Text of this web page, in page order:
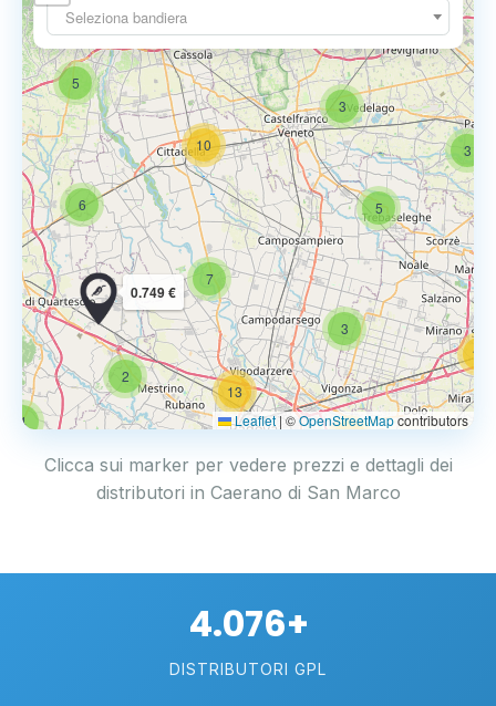
Seleziona bandiera
3
14
3
5
6
4
2
5
3
6
10
7
13
0.749 €
Leaflet | ©OpenStreetMapcontributors
Clicca sui marker per vedere prezzi e dettagli dei
distributori in Caerano di San Marco
4.076+
DISTRIBUTORI GPL